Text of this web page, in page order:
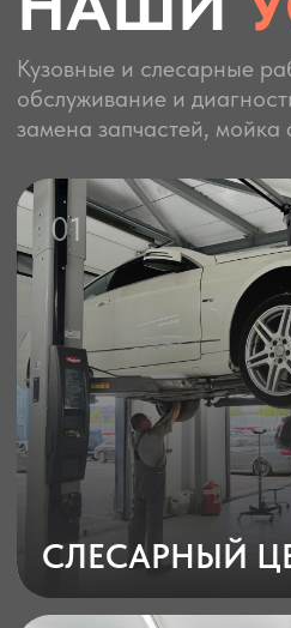
КУЗОВНОЙ ЦЕХ
02
03